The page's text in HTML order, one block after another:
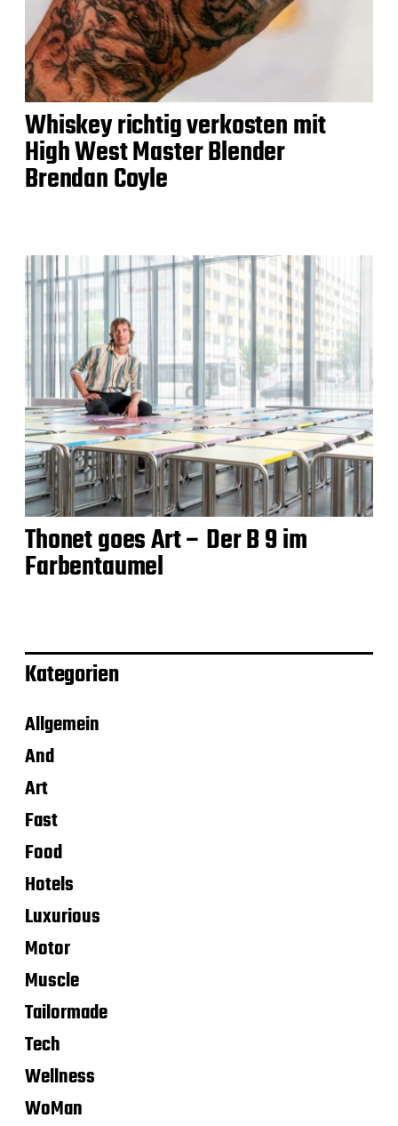
Whiskey richtig verkosten mit
High West Master Blender
Brendan Coyle
Thonet goes Art – Der B 9 im
Farbentaumel
Kategorien
Allgemein
And
Art
Fast
Food
Hotels
Luxurious
Motor
Muscle
Tailormade
Tech
Wellness
WoMan